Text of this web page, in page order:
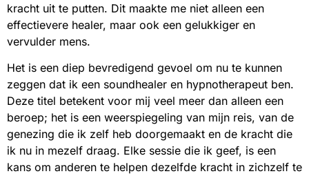
kracht uit te putten. Dit maakte me niet alleen een
effectievere healer, maar ook een gelukkiger en
vervulder mens.
Het is een diep bevredigend gevoel om nu te kunnen
zeggen dat ik een soundhealer en hypnotherapeut ben.
Deze titel betekent voor mij veel meer dan alleen een
beroep; het is een weerspiegeling van mijn reis, van de
genezing die ik zelf heb doorgemaakt en de kracht die
ik nu in mezelf draag. Elke sessie die ik geef, is een
kans om anderen te helpen dezelfde kracht in zichzelf te